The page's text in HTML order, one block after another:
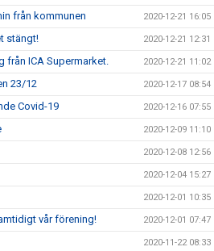
från kommunen 2020-12-21 16:05
stängt! 2020-12-21 12:31
från ICA Supermarket. 2020-12-21 11:02
23/12 2020-12-17 08:54
Covid-19 2020-12-16 07:55
2020-12-09 11:10
2020-12-08 12:56
2020-12-04 15:27
2020-12-01 10:35
vår förening! 2020-12-01 07:47
2020-11-22 08:33